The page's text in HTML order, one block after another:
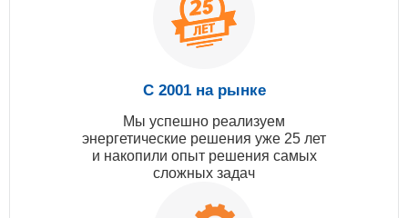
С 2001 на рынке
Мы успешно реализуем
энергетические решения уже 25 лет
и накопили опыт решения самых
сложных задач